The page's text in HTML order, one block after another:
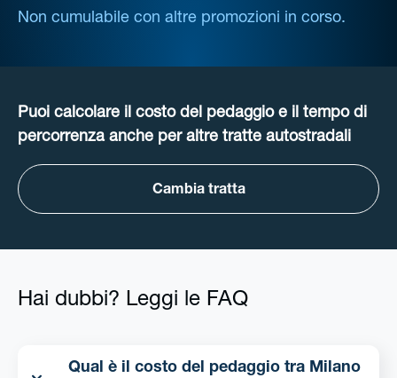
Non cumulabile con altre promozioni in corso.
Puoi calcolare il costo del pedaggio e il tempo di
percorrenza anche per altre tratte autostradali
Cambia tratta
Hai dubbi? Leggi le FAQ
Qual è il costo del pedaggio tra Milano